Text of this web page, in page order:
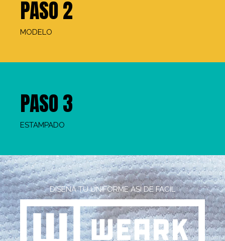
PASO 2
MODELO
PASO 3
ESTAMPADO
DISEÑA TU UNIFORME ASÍ DE FACIL